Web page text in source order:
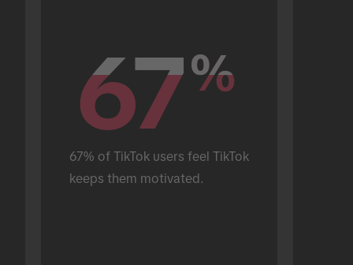
67%
67%
67% of TikTok users feel TikTok
keeps them motivated.